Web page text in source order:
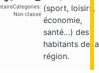
Categories:
Non classé
(sport, loisirs,
économie,
santé…) des
habitants de la
région.